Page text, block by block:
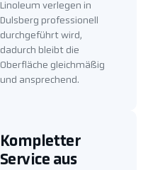
Linoleum verlegen in
Dulsberg professionell
durchgeführt wird,
dadurch bleibt die
Oberfläche gleichmäßig
und ansprechend.
Kompletter
Service aus